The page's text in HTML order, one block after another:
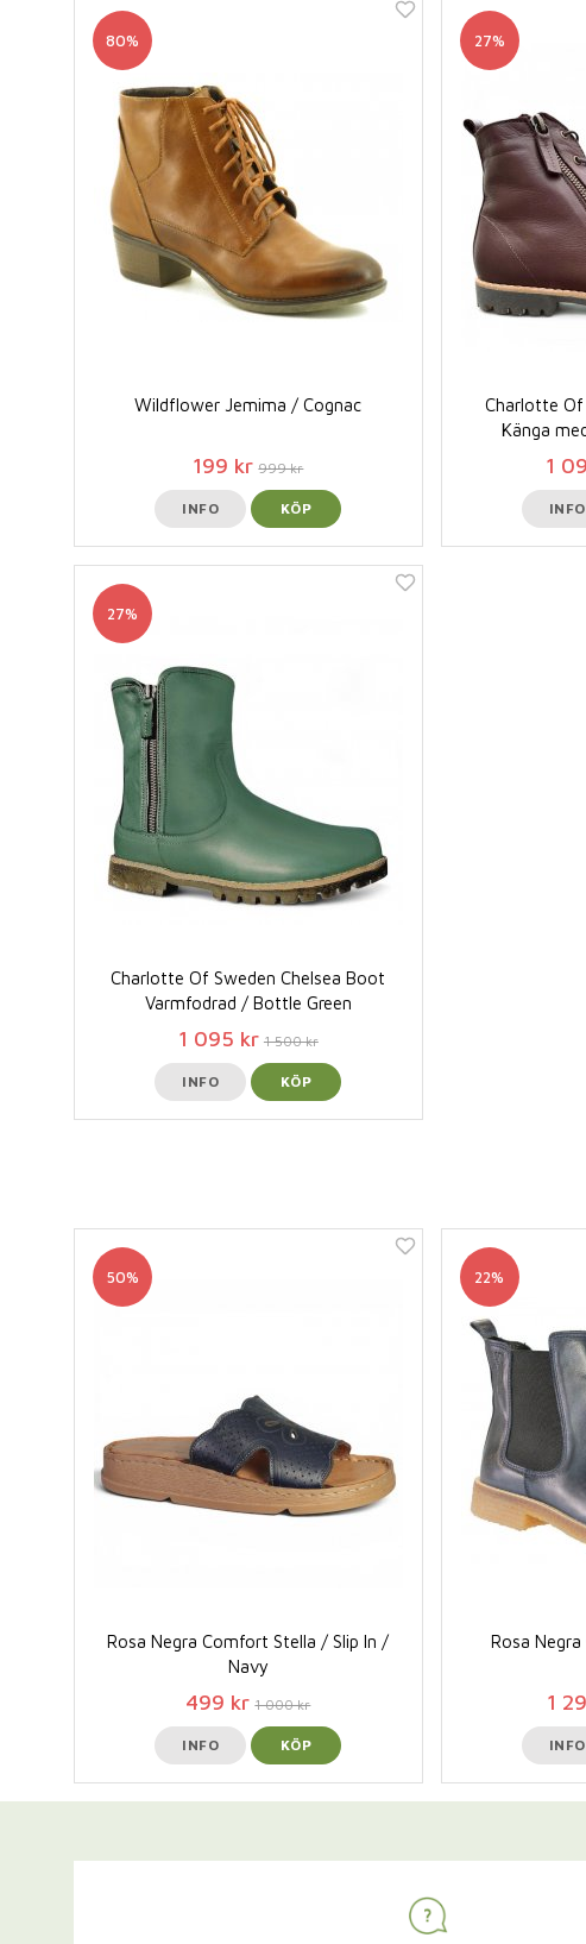
80%
Wildflower Jemima / Cognac
199 kr 999 kr
INFO KÖP
27%
Charlotte Of
Känga
1
INFO
27%
Charlotte Of Sweden Chelsea Boot
Varmfodrad / Bottle Green
1 095 kr 1 500 kr
INFO KÖP
50%
Rosa Negra Comfort Stella / Slip In /
Navy
499 kr 1 000 kr
INFO KÖP
22%
Rosa
1
INFO